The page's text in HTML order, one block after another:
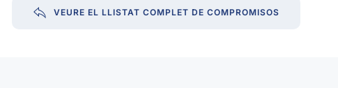
VEURE EL LLISTAT COMPLET DE COMPROMISOS